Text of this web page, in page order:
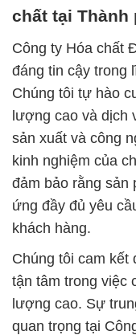
chất tại Thành
Công ty Hóa chất
đáng tin cậy trong
Chúng tôi tự hào
lượng cao và dịch
sản xuất và công
kinh nghiệm của
đảm bảo rằng sản
ứng đầy đủ yêu
khách hàng.
Chúng tôi cam kết
tận tâm trong việc
lượng cao. Sự
quan trọng tại